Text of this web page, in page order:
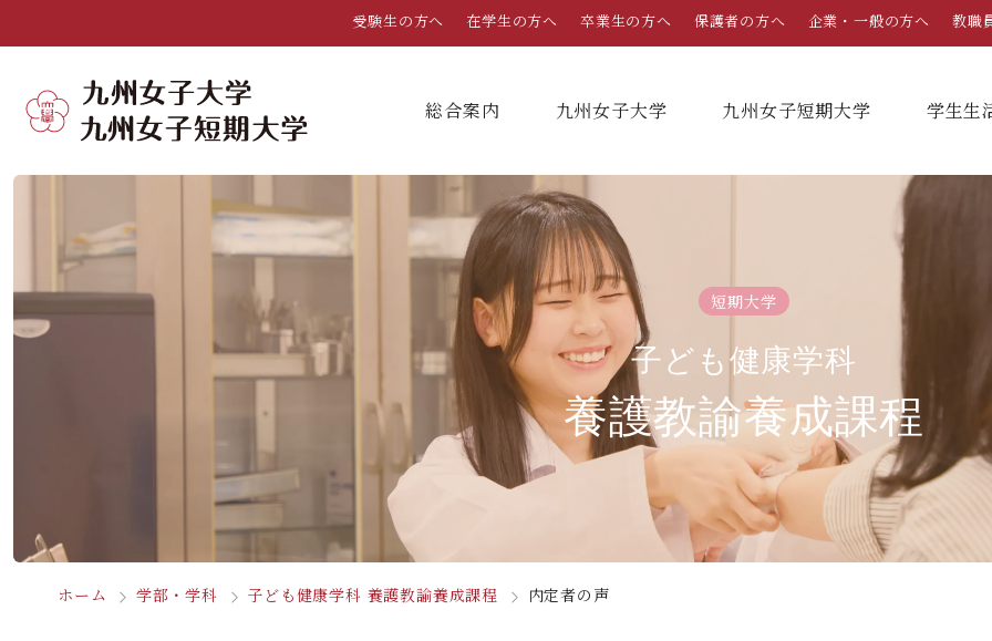
受験生の方へ 在学生の方へ 卒業生の方へ 保護者の方へ 企業・一般の方へ 教職
総合案内
学長メッセージ
教育理念・学則
沿革
公式SNS
学部・学科
九州女子大学
家政学部
生活デザイン学科
栄養学科［管理栄養士課程］
児童・幼児教育学科（旧 人間発達学科 人間発達学専
心理・文化学科（旧 人間発達学科 人間基礎学専攻）
学部・学科
九州女子短期大学
子ども健康学科
幼稚園教諭養成課程
養護教諭養成課程
子ども健康学専攻
教員検索
学生生活
キャンパスカレンダー
奨学金
学友会（サークル紹介）
就職情報
就職活動年間スケジュール
就職・キャリア支援
免許・資格一覧
北九州市の企業情報・求人情報
対象者別
入試情報
入学試験要項・提出書類
出願方法
入学定員・選抜区分別募集定員
オープンキャンパス
大学見学
総合案内 九州女子大学 九州女子短期大学 学⽣⽣
短期大学
子ども健康学科
養護教諭養成課程
ホーム 学部・学科 子ども健康学科 養護教諭養成課程 内定者の声